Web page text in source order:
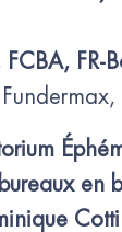
FR-
en